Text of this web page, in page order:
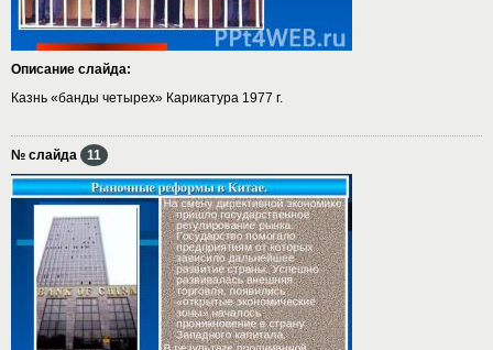
Описание слайда:
Казнь «банды четырех» Карикатура 1977 г.
№ слайда 11